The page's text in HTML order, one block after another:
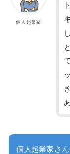
個人起業家
個人起業家さ